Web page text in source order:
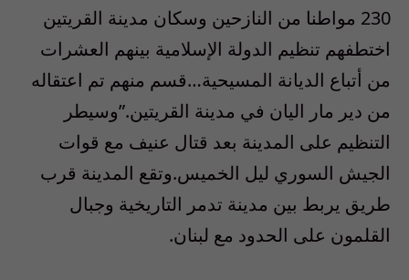
230 مواطنا من النازحين وسكان مدينة القريتين
اختطفهم تنظيم الدولة الإسلامية بينهم العشرات
من أتباع الديانة المسيحية…قسم منهم تم اعتقاله
من دير مار اليان في مدينة القريتين.”وسيطر
التنظيم على المدينة بعد قتال عنيف مع قوات
الجيش السوري ليل الخميس.وتقع المدينة قرب
طريق يربط بين مدينة تدمر التاريخية وجبال
القلمون على الحدود مع لبنان.